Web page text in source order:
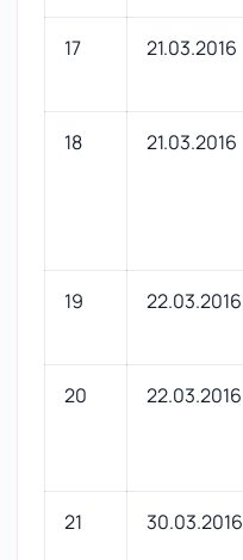
17 21.03.2016
18 21.03.2016
19 22.03.2016
20 22.03.2016
21 30.03.2016